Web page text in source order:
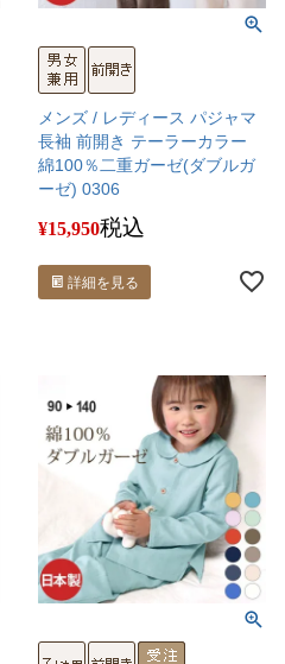
メンズ / レディース パジャマ
長袖 前開き テーラーカラー
綿100％二重ガーゼ(ダブルガ
ーゼ) 0306
¥15,950税込
詳細を見る